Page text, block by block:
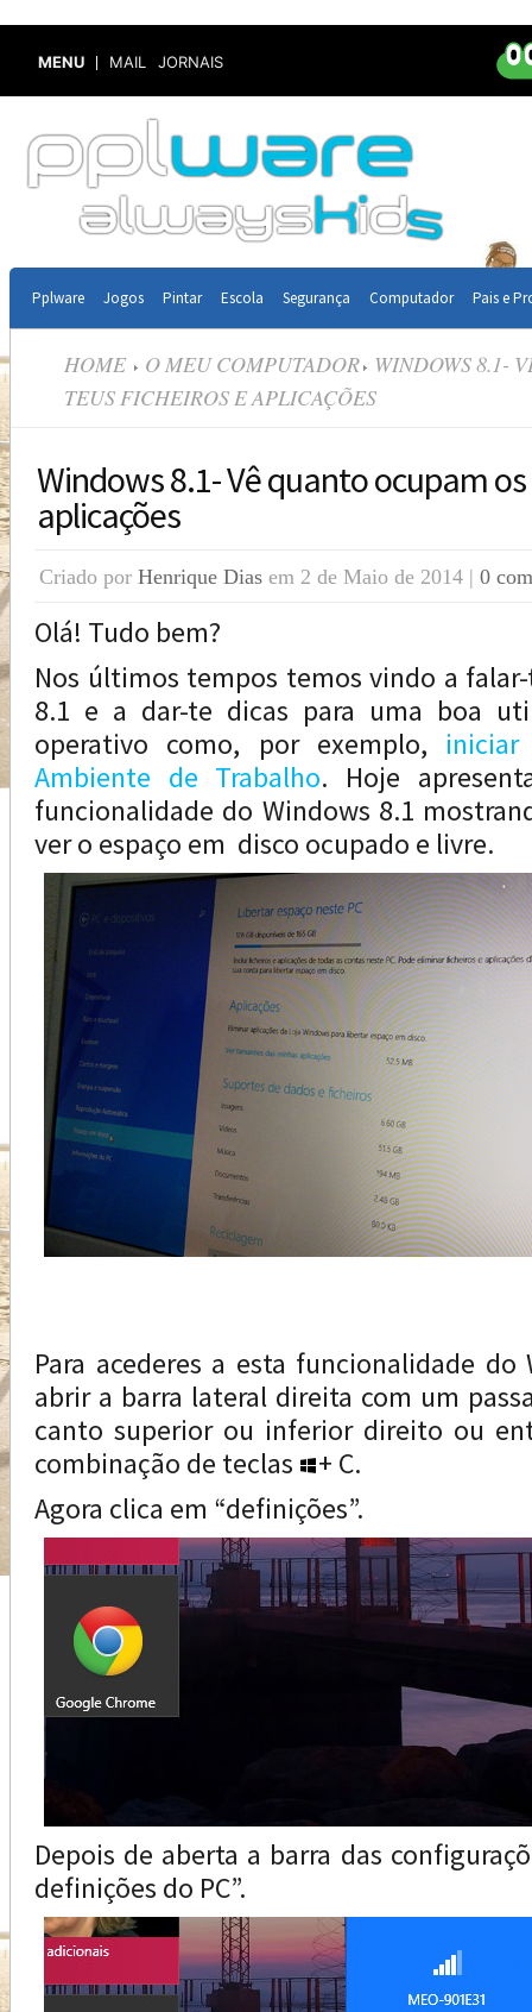
MENU MAIL JORNAIS
Pplware Jogos Pintar Escola Segurança Computador Pais e
HOME O MEU COMPUTADOR WINDOWS 8.1-
TEUS FICHEIROS E APLICAÇÕES
Windows 8.1- Vê quanto ocupam
aplicações
Criado por Henrique Dias em 2 de Maio de 2014 | 0
Olá! Tudo bem?
Nos últimos tempos temos vindo a
8.1 e a dar-te dicas para uma boa
operativo como, por exemplo,
Ambiente de Trabalho. Hoje
funcionalidade do Windows 8.1
ver o espaço em disco ocupado e livre.
Para acederes a esta funcionalidade do
abrir a barra lateral direita com um
canto superior ou inferior direito ou
combinação de teclas
+ C.
Agora clica em “definições”.
Depois de aberta a barra das
definições do PC”.